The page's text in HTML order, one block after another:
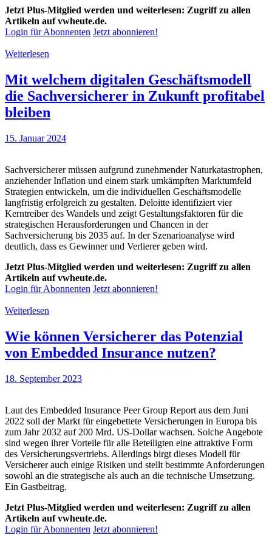
Jetzt Plus-Mitglied werden und weiterlesen: Zugriff zu allen
Artikeln auf vwheute.de.
Login für Abonnenten Jetzt abonnieren!
Weiterlesen
Mit welchem digitalen Geschäftsmodell
die Sachversicherer in Zukunft profitabel
bleiben
15. Januar 2024
Sachversicherer müssen aufgrund zunehmender Naturkatastrophen,
anziehender Inflation und einem stark umkämpften Marktumfeld
Strategien entwickeln, um die individuellen Geschäftsmodelle
langfristig erfolgreich zu gestalten. Deloitte identifiziert vier
Kerntreiber des Wandels und zeigt Gestaltungsfaktoren für die
strategischen Herausforderungen und Chancen in der
Sachversicherung bis 2035 auf. In der Szenarioanalyse wird
deutlich, dass es Gewinner und Verlierer geben wird.
Jetzt Plus-Mitglied werden und weiterlesen: Zugriff zu allen
Artikeln auf vwheute.de.
Login für Abonnenten Jetzt abonnieren!
Weiterlesen
Wie können Versicherer das Potenzial
von Embedded Insurance nutzen?
18. September 2023
Laut des Embedded Insurance Peer Group Report aus dem Juni
2022 soll der Markt für eingebettete Versicherungen in Europa bis
zum Jahr 2032 auf 200 Mrd. US-Dollar wachsen. Solche Angebote
sind wegen ihrer Vorteile für alle Beteiligten eine attraktive Form
des Versicherungsvertriebs. Allerdings birgt dieses Modell für
Versicherer auch einige Risiken und stellt bestimmte Anforderungen
sowohl an die strategische als auch an die technische Umsetzung.
Ein Gastbeitrag.
Jetzt Plus-Mitglied werden und weiterlesen: Zugriff zu allen
Artikeln auf vwheute.de.
Login für Abonnenten Jetzt abonnieren!